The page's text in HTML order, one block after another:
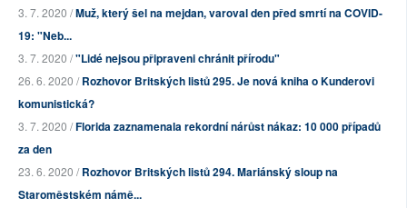
3. 7. 2020 /Muž, který šel na mejdan, varoval den před smrtí na COVID-
19: "Neb...
3. 7. 2020 /"Lidé nejsou připraveni chránit přírodu"
26. 6. 2020 /Rozhovor Britských listů 295. Je nová kniha o Kunderovi
komunistická?
3. 7. 2020 /Florida zaznamenala rekordní nárůst nákaz: 10 000 případů
za den
23. 6. 2020 /Rozhovor Britských listů 294. Mariánský sloup na
Staroměstském námě...